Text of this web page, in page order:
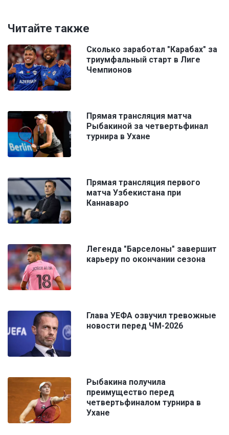
Читайте также
Сколько заработал "Карабах" за
триумфальный старт в Лиге
Чемпионов
Прямая трансляция матча
Рыбакиной за четвертьфинал
турнира в Ухане
Прямая трансляция первого
матча Узбекистана при
Каннаваро
Легенда "Барселоны" завершит
карьеру по окончании сезона
Глава УЕФА озвучил тревожные
новости перед ЧМ-2026
Рыбакина получила
преимущество перед
четвертьфиналом турнира в
Ухане